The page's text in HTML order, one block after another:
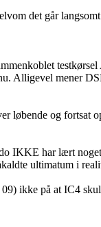
det går
Alligevel mener
løbende og fortsat
IKKE har lært
ultimatum i
ikke på at IC4